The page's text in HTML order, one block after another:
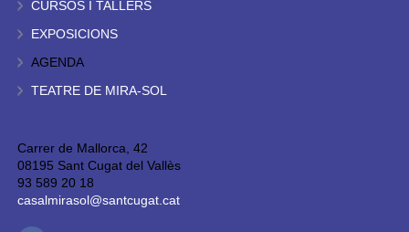
CURSOS I TALLERS
EXPOSICIONS
AGENDA
TEATRE DE MIRA-SOL
Carrer de Mallorca, 42
08195 Sant Cugat del Vallès
93 589 20 18
casalmirasol@santcugat.cat